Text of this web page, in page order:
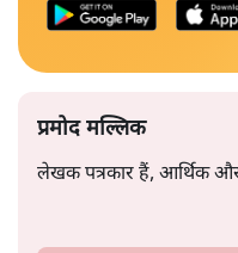
प्रमोद मल्लिक
लेखक पत्रकार हैं, आर्थिक और